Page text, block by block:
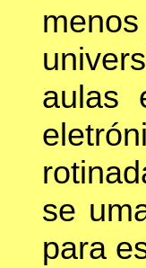
aulas
se
para